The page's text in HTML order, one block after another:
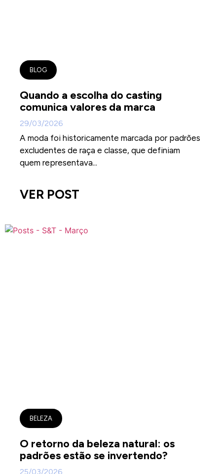
BLOG
Quando a escolha do casting
comunica valores da marca
29/03/2026
A moda foi historicamente marcada por padrões
excludentes de raça e classe, que definiam
quem representava...
VER POST
BELEZA
O retorno da beleza natural: os
padrões estão se invertendo?
25/03/2026